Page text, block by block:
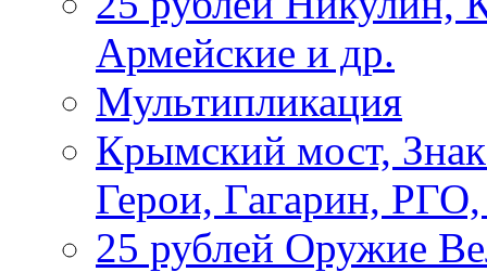
Армейские и др.
Мультипликация
Крымский мост,
Герои, Гагарин,
25 рублей Оружие